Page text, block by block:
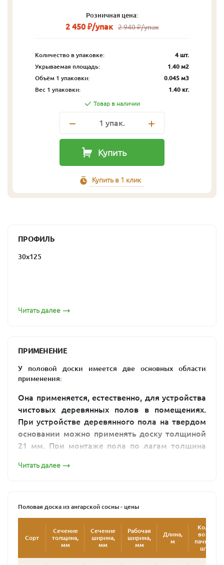
Розничная цена:
2 450 ₽/упак 2 940 ₽/упак
Количество в упаковке:
4 шт.
Укрываемая площадь:
1.40 м2
Объём 1 упаковки:
0.045 м3
Вес 1 упаковки:
1.40 кг.
Товар в наличии
1 упак.
Купить
Купить в 1 клик
ПРОФИЛЬ
30х125
Читать далее
ПРИМЕНЕНИЕ
У половой доски имеется две основных области
применения:
Она применяется, естественно, для устройства
чистовых деревянных полов в помещениях.
При устройстве деревянного пола на твердом
основании можно применять доску толщиной
21 мм. При монтаже пола по лагам толщина
мм. Причем, при толщине материала 28 мм,
может быть увеличено до 60-80 см. Более
подробно об устройстве полов из дерева
можно почитать в статье «Деревянные полы.
Способы и методы укладки.»
Такая доска может применяться для
Читать далее
Половая доска из ангарской сосны - цены
Сорт
Сечение
толщина,
мм
Сечение
ширина,
мм
Рабочая
ширина,
мм
Длина,
м
Кол-
во в
пачке,
шт